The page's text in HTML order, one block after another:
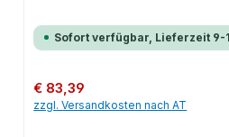
Sofort verfügbar, Lieferzeit 9-
Regulärer Preis:
€ 83,39
zzgl. Versandkosten nach AT